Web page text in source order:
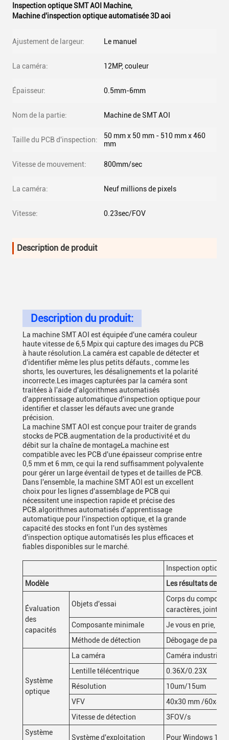
Inspection optique SMT AOI Machine,
Machine d'inspection optique automatisée 3D aoi
Ajustement de largeur: Le manuel
La caméra: 12MP, couleur
Épaisseur: 0.5mm-6mm
Nom de la partie: Machine de SMT AOI
Taille du PCB d'inspection:
50 mm x 50 mm - 510 mm x 460
mm
Vitesse de mouvement: 800mm/sec
La caméra: Neuf millions de pixels
Vitesse: 0.23sec/FOV
Description de produit
Description du produit:
La machine SMT AOI est équipée d'une caméra couleur
haute vitesse de 6,5 Mpix qui capture des images du PCB
à haute résolution.La caméra est capable de détecter et
d'identifier même les plus petits défauts., comme les
shorts, les ouvertures, les désalignements et la polarité
incorrecte.Les images capturées par la caméra sont
traitées à l'aide d'algorithmes automatisés
d'apprentissage automatique d'inspection optique pour
identifier et classer les défauts avec une grande
précision.
La machine SMT AOI est conçue pour traiter de grands
stocks de PCB.augmentation de la productivité et du
débit sur la chaîne de montageLa machine est
compatible avec les PCB d'une épaisseur comprise entre
0,5 mm et 6 mm, ce qui la rend suffisamment polyvalente
pour gérer un large éventail de types et de tailles de PCB.
Dans l'ensemble, la machine SMT AOI est un excellent
choix pour les lignes d'assemblage de PCB qui
nécessitent une inspection rapide et précise des
PCB.algorithmes automatisés d'apprentissage
automatique pour l'inspection optique, et la grande
capacité des stocks en font l'un des systèmes
d'inspection optique automatisés les plus efficaces et
fiables disponibles sur le marché.
Inspection optique
Modèle
Les résultats de
Évaluation
des
capacités
Objets d'essai
Corps du
caractères, joints
Composante minimale
Je vous en prie,
Méthode de détection
Débogage de
Système
optique
La caméra
Caméra
Lentille télécentrique
0.36X/0.23X
Résolution
10um/15um
VFV
40x30 mm /60x45
Vitesse de détection
3FOV/s
Système
Système d'exploitation Pour Windows 10